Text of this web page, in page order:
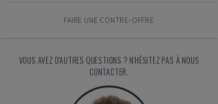
FAIRE UNE CONTRE-OFFRE
VOUS AVEZ D'AUTRES QUESTIONS ? N'HÉSITEZ PAS À NOUS
CONTACTER.